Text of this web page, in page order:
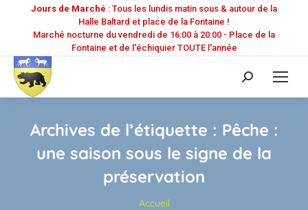
Jours de Marché : Tous les lundis matin sous & autour de la
Halle Baltard et place de la Fontaine !
Marché nocturne du vendredi de 16:00 à 20:00 - Place de la
Fontaine et de l'échiquier TOUTE l'année
Recherche
:
Archives de l’étiquette : Pêche :
une saison sous le signe de la
préservation
Accueil